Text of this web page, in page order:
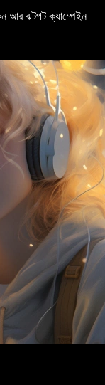
আর ঝটপট ক্যাম্পেইন